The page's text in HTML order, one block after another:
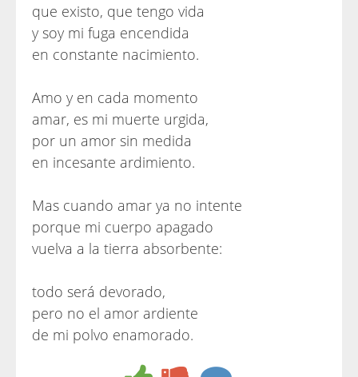
que existo, que tengo vida
y soy mi fuga encendida
en constante nacimiento.
Amo y en cada momento
amar, es mi muerte urgida,
por un amor sin medida
en incesante ardimiento.
Mas cuando amar ya no intente
porque mi cuerpo apagado
vuelva a la tierra absorbente:
todo será devorado,
pero no el amor ardiente
de mi polvo enamorado.